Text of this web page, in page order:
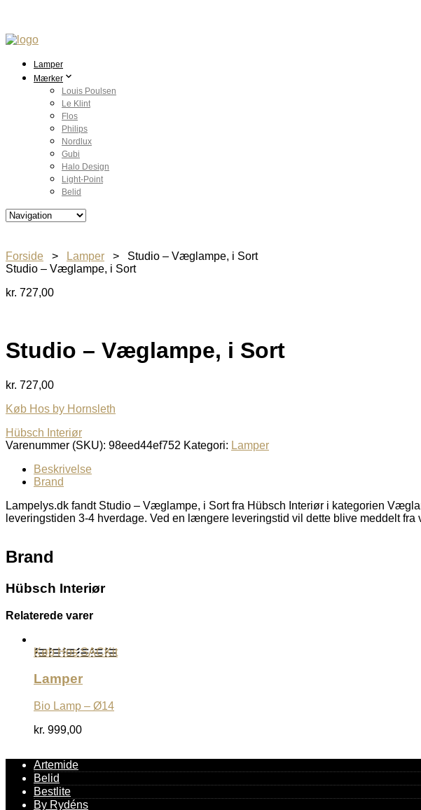
Lamper
Mærker
Louis Poulsen
Le Klint
Flos
Philips
Nordlux
Gubi
Halo Design
Light-Point
Belid
Forside > Lamper > Studio – Væglampe, i Sort
Studio – Væglampe, i Sort
kr. 727,00
Studio – Væglampe, i Sort
kr. 727,00
Køb Hos by Hornsleth
Hübsch Interiør
Varenummer (SKU): 98eed44ef752 Kategori: Lamper
Beskrivelse
Brand
Lampelys.dk fandt Studio – Væglampe, i Sort fra Hübsch Interiør i kategorien
leveringstiden 3-4 hverdage. Ved en længere leveringstid vil dette blive meddelt fra
Brand
Hübsch Interiør
Relaterede varer
Køb Hos SACKit
Lamper
Bio Lamp – Ø14
kr. 999,00
Artemide
Belid
Bestlite
By Rydéns